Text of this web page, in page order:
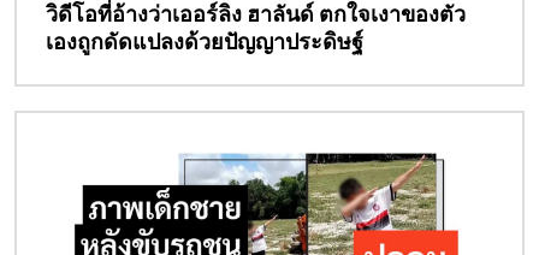
วิดีโอที่อ้างว่าเออร์ลิง ฮาลันด์ ตกใจเงาของตัว
เองถูกดัดแปลงด้วยปัญญาประดิษฐ์